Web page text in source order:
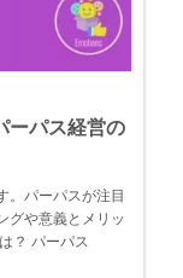
ーパス経営の
。パーパスが注目
グや意義とメリッ
？ パーパス